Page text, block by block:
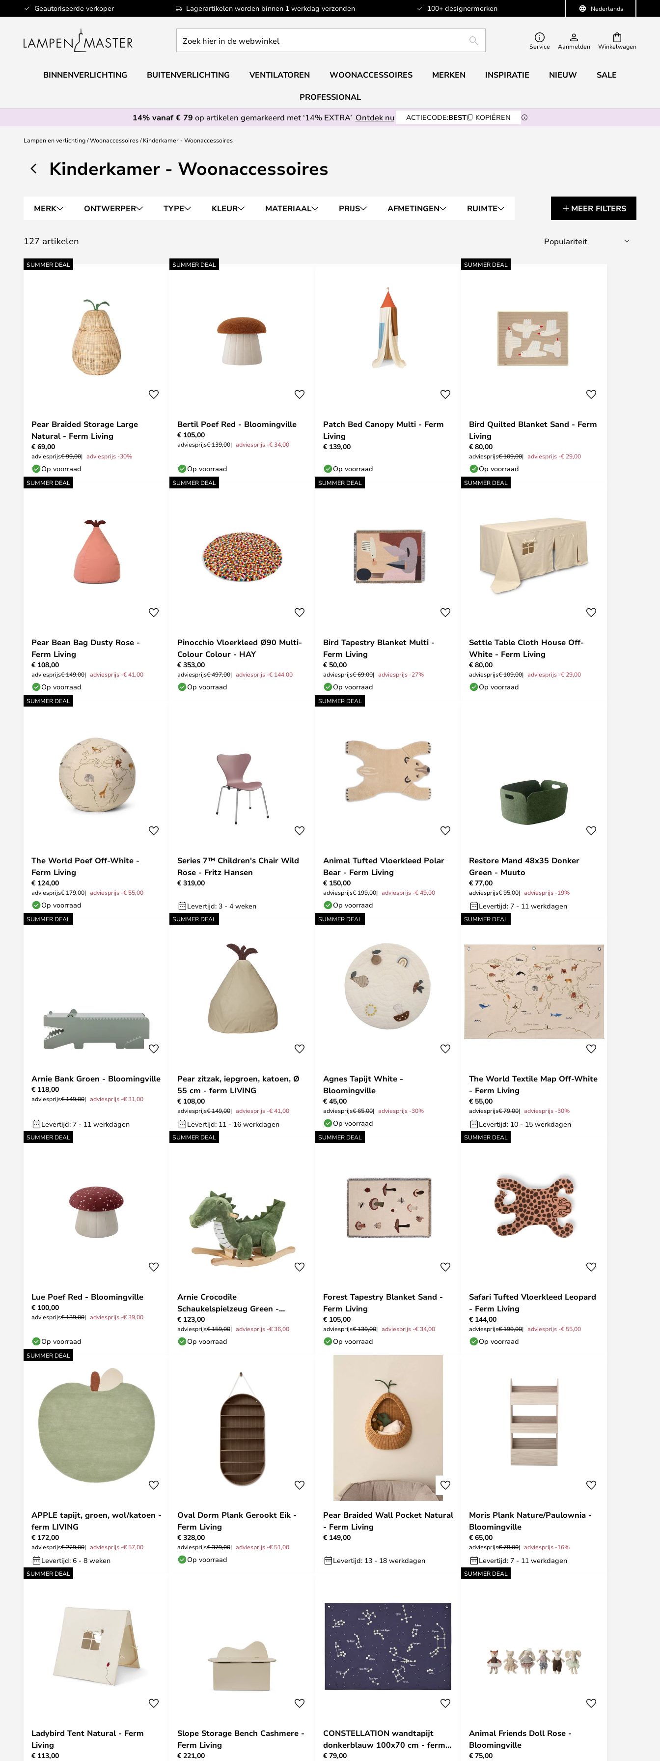
Nederlands
Geautoriseerde verkoper Lagerartikelen worden binnen 1 werkdag verzonden 100+ designermerken
Ga
naar
inhoud
Winkelwagen
hier
de
ZOEKEN Service Aanmelden
BINNENVERLICHTING BUITENVERLICHTING VENTILATOREN WOONACCESSOIRES MERKEN INSPIRATIE NIEUW SALE
PROFESSIONAL
14% vanaf € 79 op artikelen gemarkeerd met ‘14% EXTRA’ Ontdek nu ACTIECODE:BEST KOPIËREN
Lampen en verlichting Woonaccessoires Kinderkamer - Woonaccessoires
Kinderkamer - Woonaccessoires
MERK ONTWERPER TYPE KLEUR MATERIAAL PRIJS AFMETINGEN RUIMTE MEER FILTERS
127 artikelen
SUMMER DEAL
Pear Braided Storage Large
Natural - Ferm Living
€ 69,00
adviesprijs€ 99,00 adviesprijs -30%
Op voorraad
SUMMER DEAL
Bertil Poef Red - Bloomingville
€ 105,00
adviesprijs€ 139,00 adviesprijs -€ 34,00
Op voorraad
Patch Bed Canopy Multi - Ferm
Living
€ 139,00
Op voorraad
SUMMER DEAL
Bird Quilted Blanket Sand - Ferm
Living
€ 80,00
adviesprijs€ 109,00 adviesprijs -€ 29,00
Op voorraad
SUMMER DEAL
Pear Bean Bag Dusty Rose -
Ferm Living
€ 108,00
adviesprijs€ 149,00 adviesprijs -€ 41,00
Op voorraad
SUMMER DEAL
Pinocchio Vloerkleed Ø90 Multi-
Colour Colour - HAY
€ 353,00
adviesprijs€ 497,00 adviesprijs -€ 144,00
Op voorraad
SUMMER DEAL
Bird Tapestry Blanket Multi -
Ferm Living
€ 50,00
adviesprijs€ 69,00 adviesprijs -27%
Op voorraad
SUMMER DEAL
Settle Table Cloth House Off-
White - Ferm Living
€ 80,00
adviesprijs€ 109,00 adviesprijs -€ 29,00
Op voorraad
SUMMER DEAL
The World Poef Off-White -
Ferm Living
€ 124,00
adviesprijs€ 179,00 adviesprijs -€ 55,00
Op voorraad
Series 7™ Children's Chair Wild
Rose - Fritz Hansen
€ 319,00
Levertijd: 3 - 4 weken
SUMMER DEAL
Animal Tufted Vloerkleed Polar
Bear - Ferm Living
€ 150,00
adviesprijs€ 199,00 adviesprijs -€ 49,00
Op voorraad
Restore Mand 48x35 Donker
Green - Muuto
€ 77,00
adviesprijs€ 95,00 adviesprijs -19%
Levertijd: 7 - 11 werkdagen
SUMMER DEAL
Arnie Bank Groen - Bloomingville
€ 118,00
adviesprijs€ 149,00 adviesprijs -€ 31,00
Levertijd: 7 - 11 werkdagen
SUMMER DEAL
Pear zitzak, iepgroen, katoen, Ø
55 cm - ferm LIVING
€ 108,00
adviesprijs€ 149,00 adviesprijs -€ 41,00
Levertijd: 11 - 16 werkdagen
SUMMER DEAL
Agnes Tapijt White -
Bloomingville
€ 45,00
adviesprijs€ 65,00 adviesprijs -30%
Op voorraad
SUMMER DEAL
The World Textile Map Off-White
- Ferm Living
€ 55,00
adviesprijs€ 79,00 adviesprijs -30%
Levertijd: 10 - 15 werkdagen
SUMMER DEAL
Lue Poef Red - Bloomingville
€ 100,00
adviesprijs€ 139,00 adviesprijs -€ 39,00
Op voorraad
SUMMER DEAL
Arnie Crocodile
Schaukelspielzeug Green -
Bloomingville
€ 123,00
adviesprijs€ 159,00 adviesprijs -€ 36,00
Op voorraad
SUMMER DEAL
Forest Tapestry Blanket Sand -
Ferm Living
€ 105,00
adviesprijs€ 139,00 adviesprijs -€ 34,00
Op voorraad
SUMMER DEAL
Safari Tufted Vloerkleed Leopard
- Ferm Living
€ 144,00
adviesprijs€ 199,00 adviesprijs -€ 55,00
Op voorraad
SUMMER DEAL
APPLE tapijt, groen, wol/katoen -
ferm LIVING
€ 172,00
adviesprijs€ 229,00 adviesprijs -€ 57,00
Levertijd: 6 - 8 weken
Oval Dorm Plank Gerookt Eik -
Ferm Living
€ 328,00
adviesprijs€ 379,00 adviesprijs -€ 51,00
Op voorraad
Pear Braided Wall Pocket Natural
- Ferm Living
€ 149,00
Levertijd: 13 - 18 werkdagen
Moris Plank Nature/Paulownia -
Bloomingville
€ 65,00
adviesprijs€ 78,00 adviesprijs -16%
Levertijd: 7 - 11 werkdagen
SUMMER DEAL
Ladybird Tent Natural - Ferm
Living
€ 113,00
Slope Storage Bench Cashmere -
Ferm Living
€ 221,00
CONSTELLATION wandtapijt
donkerblauw 100x70 cm - ferm
LIVING
€ 79,00
SUMMER DEAL
Animal Friends Doll Rose -
Bloomingville
€ 75,00